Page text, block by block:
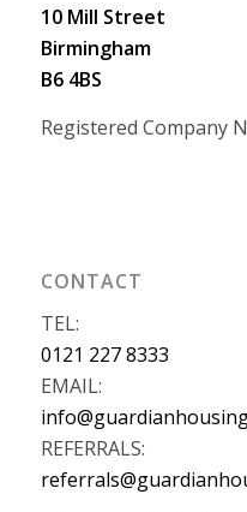
10 Mill Street
Birmingham
B6 4BS
Registered Company
CONTACT
TEL:
0121 227 8333
EMAIL:
REFERRALS: